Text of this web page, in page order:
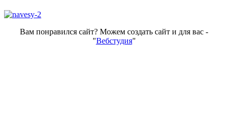
Вам понравился сайт? Можем создать сайт и для вас -
"Вебстудия"